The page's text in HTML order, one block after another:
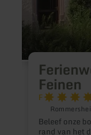
Feinen
F
Beleef onze
rand van het